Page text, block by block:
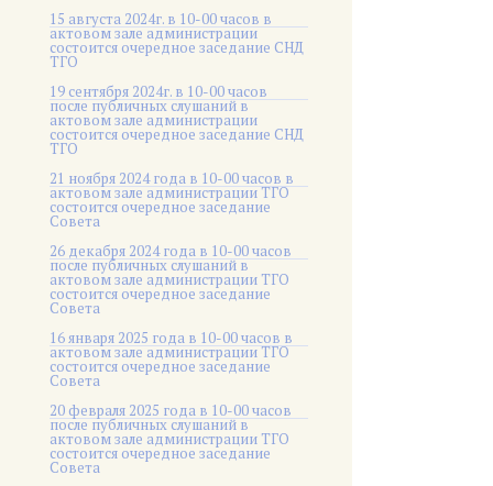
15 августа 2024г. в 10-00 часов в
актовом зале администрации
состоится очередное заседание СНД
ТГО
19 сентября 2024г. в 10-00 часов
после публичных слушаний в
актовом зале администрации
состоится очередное заседание СНД
ТГО
21 ноября 2024 года в 10-00 часов в
актовом зале администрации ТГО
состоится очередное заседание
Совета
26 декабря 2024 года в 10-00 часов
после публичных слушаний в
актовом зале администрации ТГО
состоится очередное заседание
Совета
16 января 2025 года в 10-00 часов в
актовом зале администрации ТГО
состоится очередное заседание
Совета
20 февраля 2025 года в 10-00 часов
после публичных слушаний в
актовом зале администрации ТГО
состоится очередное заседание
Совета